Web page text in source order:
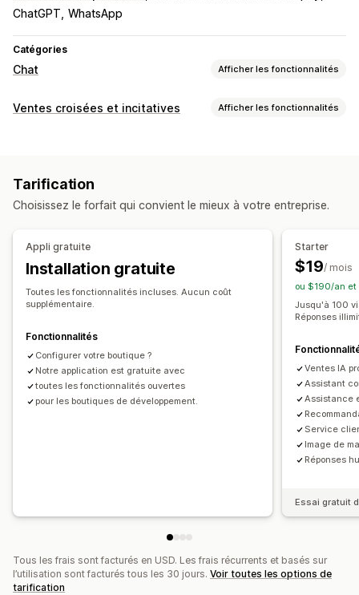
ChatGPT WhatsApp
Catégories
Chat Afficher les fonctionnalités
Messagerie en temps réel
Suivi du comportement
Informations sur le client
Réponses automatisées
Récupération de panier
Réductions
Salutations
Alertes d’expédition
Mises à jour des commandes
Personnalisation
Couleur et police
Emojis et vignettes
Fenêtre de chat
Message d’accueil
Boutons du chat
Ventes croisées et incitatives Afficher les fonctionnalités
Page de produit vente incitative
Devises multiples Multilingue
Réductions en fonction de la quantité
Recommandations basées sur l’IA
Analyses de données
Taux de clics
Taux de conversion
Optimisation des suggestions
Tarification
Choisissez le forfait qui convient le mieux à votre entreprise.
Appli gratuite
Installation gratuite
Toutes les fonctionnalités incluses. Aucun coût
supplémentaire.
Fonctionnalités
Configurer votre boutique ?
Notre application est gratuite avec
toutes les fonctionnalités ouvertes
pour les boutiques de développement.
Starter
$19/ mois
ou $190/an et
Jusqu'à 100
Réponses
Ventes IA
Assistant
Assistance
Service
Image de
Réponses
Essai gratuit
Tous les frais sont facturés en USD. Les frais récurrents et basés sur
l’utilisation sont facturés tous les 30 jours. Voir toutes les options de
tarification